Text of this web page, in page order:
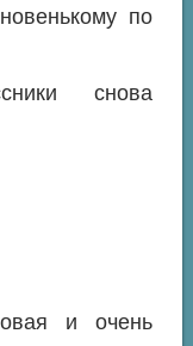
по
снова
и очень